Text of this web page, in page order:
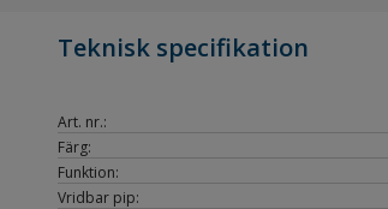
Teknisk specifikation
Art. nr.:
Färg:
Funktion:
Vridbar pip: